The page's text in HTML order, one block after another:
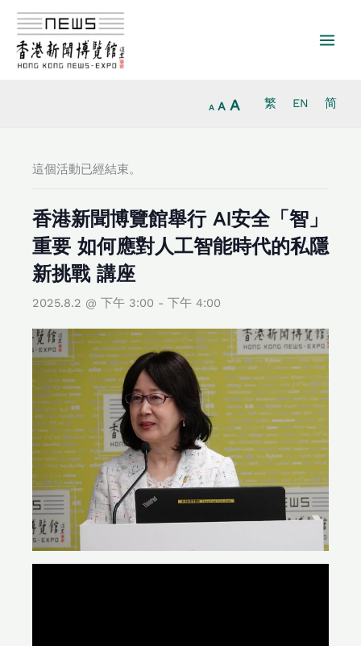
A
小。
A 小。
A 小。繁 EN 简
這個活動已經結束。
香港新聞博覽館舉行 AI安全「智」
重要 如何應對人工智能時代的私隱
新挑戰 講座
2025.8.2 @ 下午 3:00 - 下午 4:00